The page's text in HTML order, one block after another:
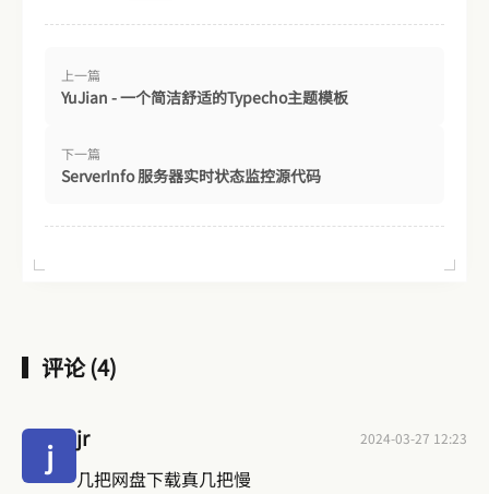
上一篇
YuJian - 一个简洁舒适的Typecho主题模板
下一篇
ServerInfo 服务器实时状态监控源代码
评论 (4)
j jr 2024-03-27 12:23
几把网盘下载真几把慢